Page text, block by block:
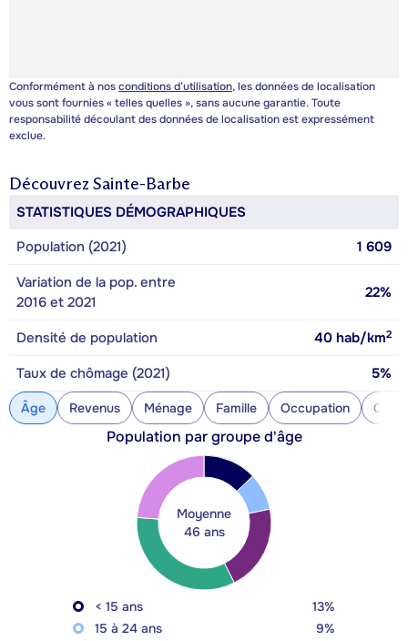
Conformément à nosconditions d’utilisation, les données de localisation
vous sont fournies « telles quelles », sans aucune garantie. Toute
responsabilité découlant des données de localisation est expressément
exclue.
Découvrez Sainte-Barbe
STATISTIQUES DÉMOGRAPHIQUES
Population (2021)
1 609
Variation de la pop. entre
2016 et 2021
22%
Densité de population 40 hab/km2
Taux de chômage (2021) 5%
Âge Revenus Ménage Famille Occupation
Population par groupe d'âge
Moyenne
46 ans
< 15 ans
13%
15 à 24 ans
9%